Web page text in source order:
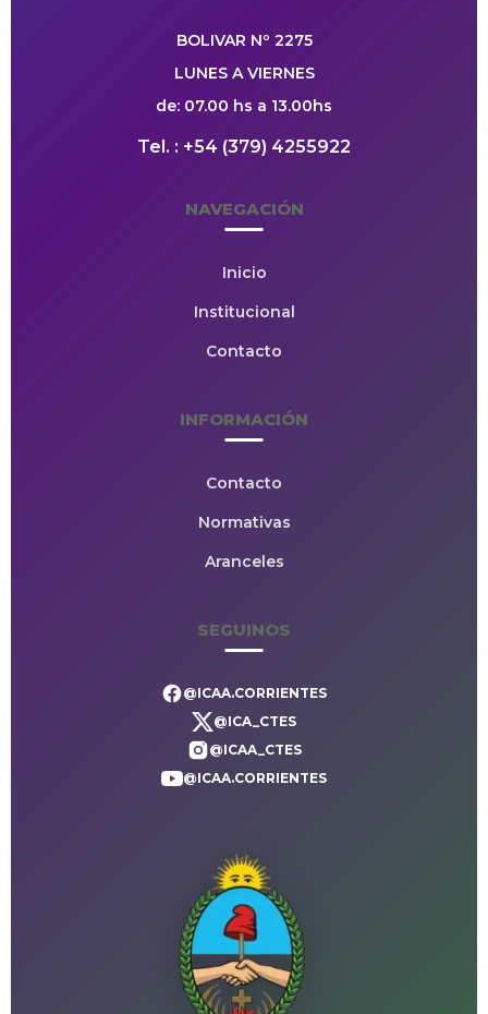
BOLIVAR Nº 2275
LUNES A VIERNES
de: 07.00 hs a 13.00hs
Tel. : +54 (379) 4255922
NAVEGACIÓN
Inicio
Institucional
Contacto
INFORMACIÓN
Contacto
Normativas
Aranceles
SEGUINOS
@ICAA.CORRIENTES
@ICA_CTES
@ICAA_CTES
@ICAA.CORRIENTES